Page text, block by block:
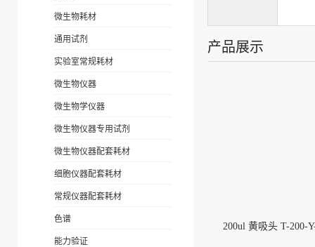
微生物耗材
通用试剂
实验室常规耗材
微生物仪器
微生物学仪器
微生物仪器专用试剂
微生物仪器配套耗材
细胞仪器配套耗材
常规仪器配套耗材
色谱
能力验证
产品展示
200ul 黄吸头 T-200-